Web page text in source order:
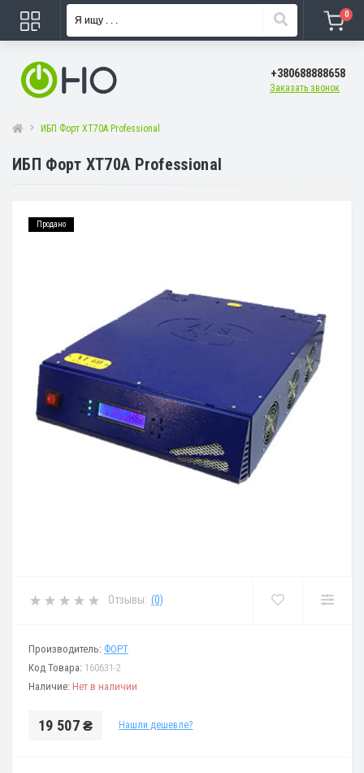
0
+380688888658
Заказать звонок
ИБП Форт XT70A Professional
ИБП Форт XT70A Professional
Продано
Отзывы: (0)
Производитель: ФОРТ
Код Товара: 160631-2
Наличие: Нет в наличии
19 507 ₴ Нашли дешевле?